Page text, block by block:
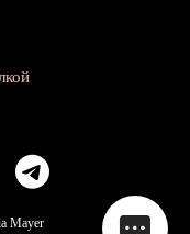
Mayer